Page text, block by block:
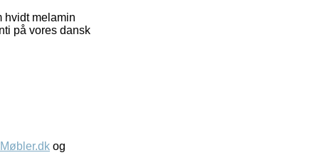
hvidt melamin
på vores dansk
og